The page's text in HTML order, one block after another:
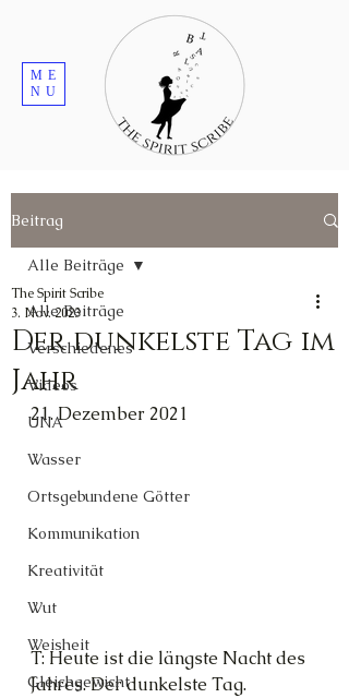
ME
NU
Beitrag
Alle Beiträge
Verschiedenes
Videos
UNA
Wasser
Ortsgebundene Götter
Kommunikation
Kreativität
Wut
Weisheit
Gleichgewicht
Alle Beiträge
Der dunkelste Tag im
Jahr
The Spirit Scribe
3. Nov. 2023
21. Dezember 2021
T: Heute ist die längste Nacht des
Jahres. Der dunkelste Tag.